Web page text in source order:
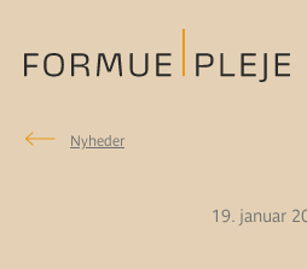
Nyheder
19. januar